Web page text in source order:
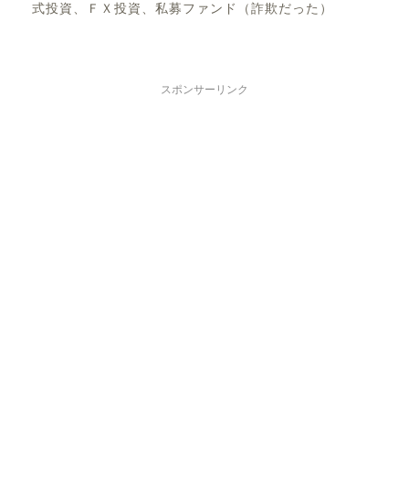
式投資、ＦＸ投資、私募ファンド（詐欺だった）
スポンサーリンク